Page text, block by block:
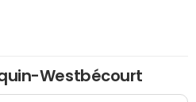
Westbécourt